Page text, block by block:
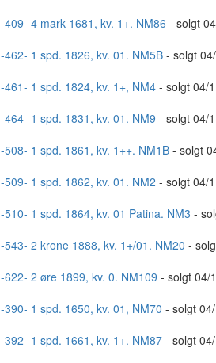
-409- 4 mark 1681, kv. 1+. NM86 - solgt
-462- 1 spd. 1826, kv. 01. NM5B- solgt
-461- 1 spd. 1824, kv. 1+, NM4- solgt 04/
-464- 1 spd. 1831, kv. 01. NM9 - solgt 04/
-508- 1 spd. 1861, kv. 1++. NM1B- solgt
-509- 1 spd. 1862, kv. 01. NM2 - solgt 04/
-510- 1 spd. 1864, kv. 01 Patina. NM3 -
-543- 2 krone 1888, kv. 1+/01. NM20 -
-622- 2 øre 1899, kv. 0. NM109 - solgt 04/
-390- 1 spd. 1650, kv. 01, NM70 - solgt
-392- 1 spd. 1661, kv. 1+. NM87- solgt